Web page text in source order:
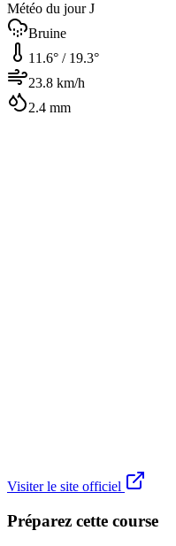
Météo du jour J
Bruine
11.6° / 19.3°
23.8 km/h
2.4 mm
Visiter le site officiel
Préparez cette course